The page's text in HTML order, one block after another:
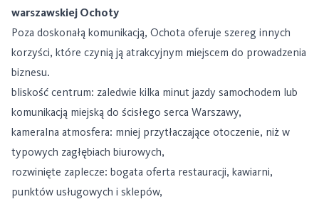
warszawskiej Ochoty
Poza doskonałą komunikacją, Ochota oferuje szereg innych
korzyści, które czynią ją atrakcyjnym miejscem do prowadzenia
biznesu.
bliskość centrum: zaledwie kilka minut jazdy samochodem lub
komunikacją miejską do ścisłego serca Warszawy,
kameralna atmosfera: mniej przytłaczające otoczenie, niż w
typowych zagłębiach biurowych,
rozwinięte zaplecze: bogata oferta restauracji, kawiarni,
punktów usługowych i sklepów,